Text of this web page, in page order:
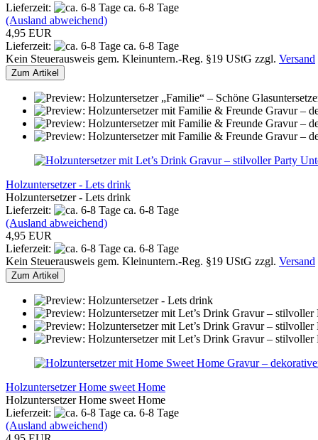
Lieferzeit:
ca. 6-8 Tage
(Ausland abweichend)
4,95 EUR
Lieferzeit:
ca. 6-8 Tage
Kein Steuerausweis gem. Kleinuntern.-Reg. §19 UStG zzgl. Versand
Zum Artikel
Holzuntersetzer - Lets drink
Holzuntersetzer - Lets drink
Lieferzeit:
ca. 6-8 Tage
(Ausland abweichend)
4,95 EUR
Lieferzeit:
ca. 6-8 Tage
Kein Steuerausweis gem. Kleinuntern.-Reg. §19 UStG zzgl. Versand
Zum Artikel
Holzuntersetzer Home sweet Home
Holzuntersetzer Home sweet Home
Lieferzeit:
ca. 6-8 Tage
(Ausland abweichend)